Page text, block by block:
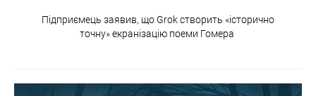
Підприємець заявив, що Grok створить «історично
точну» екранізацію поеми Гомера